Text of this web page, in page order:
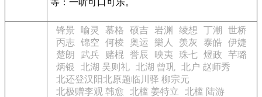
等：一听可口可乐。
锋景 喻灵 慕格 硕吉 岩渊 绫想 丁潮
世桥
丙志
锦空 何棱 奥运 樂人 羡灰 泰皓 伊婕
楚朗
武兵 赌棍 誉辰 映夷 珠七 煜政
芊璐
炳银
北湖 吴则礼 北湖 曾巩 北户 赵师秀
北还登汉阳北原题临川驿 柳宗元
北极赠李观 韩愈
北槛 姜特立
北槛 陆游